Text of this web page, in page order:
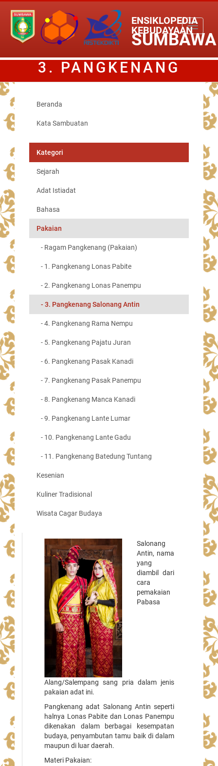
Toggle
ENSIKLOPEDIA
KEBUDAYAAN
SUMBAWA
3. PANGKENANG
SALONANG ANTIN
Beranda
Kata Sambuatan
Kategori
Sejarah
Adat Istiadat
Bahasa
Pakaian
- Ragam Pangkenang (Pakaian)
- 1. Pangkenang Lonas Pabite
- 2. Pangkenang Lonas Panempu
- 3. Pangkenang Salonang Antin
- 4. Pangkenang Rama Nempu
- 5. Pangkenang Pajatu Juran
- 6. Pangkenang Pasak Kanadi
- 7. Pangkenang Pasak Panempu
- 8. Pangkenang Manca Kanadi
- 9. Pangkenang Lante Lumar
- 10. Pangkenang Lante Gadu
- 11. Pangkenang Batedung Tuntang
Kesenian
Kuliner Tradisional
Wisata Cagar Budaya
Salonang
Antin, nama
yang
diambil dari
cara
pemakaian
Pabasa
Alang/Salempang sang pria dalam jenis
pakaian adat ini.
Pangkenang adat Salonang Antin seperti
halnya Lonas Pabite dan Lonas Panempu
dikenakan dalam berbagai kesempatan
budaya, penyambutan tamu baik di dalam
maupun di luar daerah.
Materi Pakaian: